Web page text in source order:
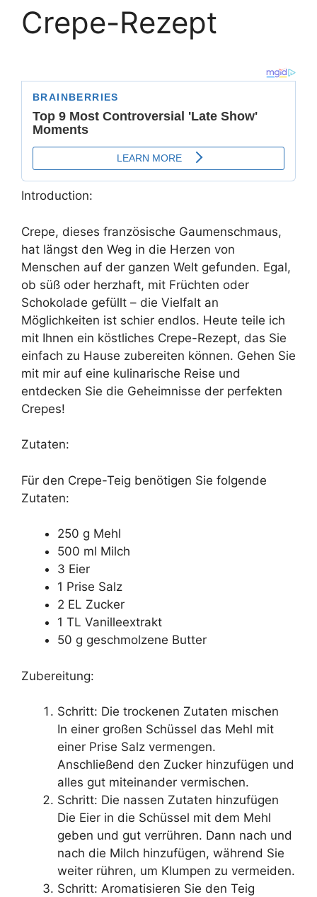
Crepe-Rezept
Introduction:
Crepe, dieses französische Gaumenschmaus,
hat längst den Weg in die Herzen von
Menschen auf der ganzen Welt gefunden. Egal,
ob süß oder herzhaft, mit Früchten oder
Schokolade gefüllt – die Vielfalt an
Möglichkeiten ist schier endlos. Heute teile ich
mit Ihnen ein köstliches Crepe-Rezept, das Sie
einfach zu Hause zubereiten können. Gehen Sie
mit mir auf eine kulinarische Reise und
entdecken Sie die Geheimnisse der perfekten
Crepes!
Zutaten:
Für den Crepe-Teig benötigen Sie folgende
Zutaten:
250 g Mehl
500 ml Milch
3 Eier
1 Prise Salz
2 EL Zucker
1 TL Vanilleextrakt
50 g geschmolzene Butter
Zubereitung:
Schritt: Die trockenen Zutaten mischen
In einer großen Schüssel das Mehl mit
einer Prise Salz vermengen.
Anschließend den Zucker hinzufügen und
alles gut miteinander vermischen.
Schritt: Die nassen Zutaten hinzufügen
Die Eier in die Schüssel mit dem Mehl
geben und gut verrühren. Dann nach und
nach die Milch hinzufügen, während Sie
weiter rühren, um Klumpen zu vermeiden.
Schritt: Aromatisieren Sie den Teig